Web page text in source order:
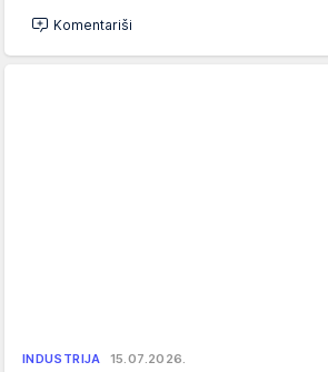
Komentariši
INDUSTRIJA 15.07.2026.